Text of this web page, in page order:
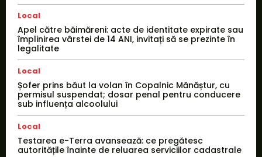
Local
Apel către băimăreni: acte de identitate expirate sau
împlinirea vârstei de 14 ANI, invitați să se prezinte în
legalitate
Local
Șofer prins băut la volan în Copalnic Mănăștur, cu
permisul suspendat; dosar penal pentru conducere
sub influența alcoolului
Local
Testarea e-Terra avansează: ce pregătesc
autoritățile înainte de reluarea serviciilor cadastrale